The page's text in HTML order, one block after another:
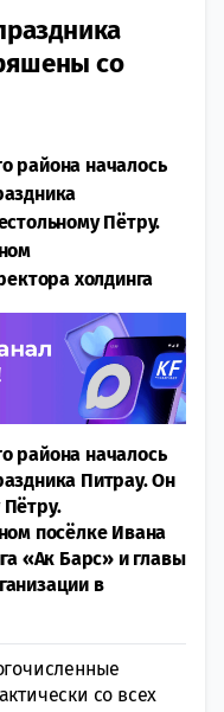
со
района началось
Пётру.
холдинга
района началось
Питрау. Он
посёлке Ивана
«Ак Барс» и главы
в
со всех